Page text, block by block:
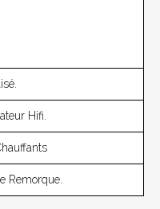
Hifi.
Remorque.